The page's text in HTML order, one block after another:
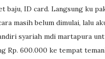
baju, ID card. Langsung ku
masih belum dimulai, lalu
syariah mdi martapura
Rp. 600.000 ke tempat